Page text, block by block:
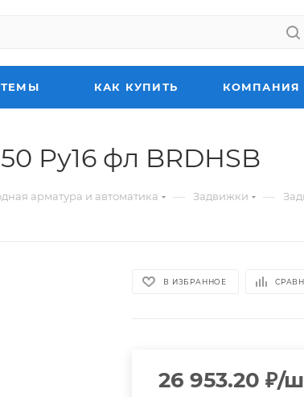
КАК КУПИТЬ КОМПАНИЯ
Ру16 фл BRDHSB
арматура и автоматика — Задвижки —
В ИЗБРАННОЕ
26 953.20 ₽/